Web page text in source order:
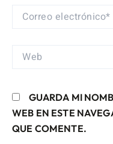
CORREO
WEB
GUARDA MI
WEB EN ESTE
QUE COMENTE.